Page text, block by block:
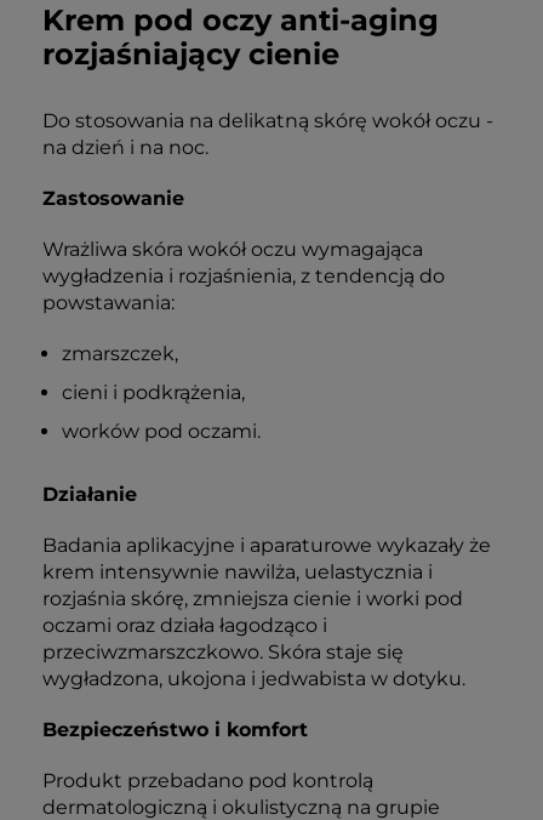
Rozjaśnia i koi
Redukuje
naczynek
Krem pod oczy anti-aging
rozjaśniający cienie
Do stosowania na delikatną skórę wokół oczu -
na dzień i na noc.
Zastosowanie
Wrażliwa skóra wokół oczu wymagająca
wygładzenia i rozjaśnienia, z tendencją do
powstawania:
zmarszczek,
cieni i podkrążenia,
worków pod oczami.
Działanie
Badania aplikacyjne i aparaturowe wykazały że
krem intensywnie nawilża, uelastycznia i
rozjaśnia skórę, zmniejsza cienie i worki pod
oczami oraz działa łagodząco i
przeciwzmarszczkowo. Skóra staje się
wygładzona, ukojona i jedwabista w dotyku.
Bezpieczeństwo i komfort
Produkt przebadano pod kontrolą
dermatologiczną i okulistyczną na grupie